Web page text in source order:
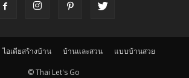
ไอเดียสร้างบ้าน บ้านและสวน แบบบ้านสวย
© Thai Let's Go